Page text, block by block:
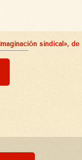
sindical»,